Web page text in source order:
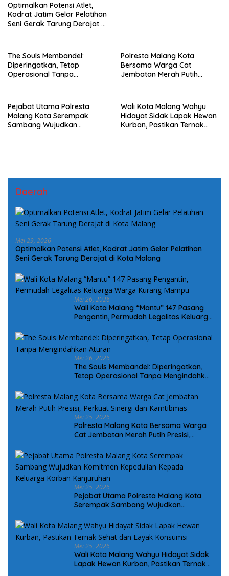
Optimalkan Potensi Atlet,
Kodrat Jatim Gelar Pelatihan
Seni Gerak Tarung Derajat di
The Souls Membandel:
Diperingatkan, Tetap
Operasional Tanpa
Polresta Malang Kota
Bersama Warga Cat
Jembatan Merah Putih
Pejabat Utama Polresta
Malang Kota Serempak
Sambang Wujudkan
Wali Kota Malang Wahyu
Hidayat Sidak Lapak Hewan
Kurban, Pastikan Ternak
Daerah
Mei 29, 2026
Optimalkan Potensi Atlet, Kodrat Jatim Gelar Pelatihan
Seni Gerak Tarung Derajat di Kota Malang
Mei 26, 2026
Wali Kota Malang “Mantu” 147 Pasang
Pengantin, Permudah Legalitas Keluarga
Mei 26, 2026
The Souls Membandel: Diperingatkan,
Tetap Operasional Tanpa Mengindahkan
Mei 25, 2026
Polresta Malang Kota Bersama Warga
Cat Jembatan Merah Putih Presisi,
Mei 25, 2026
Pejabat Utama Polresta Malang Kota
Serempak Sambang Wujudkan
Korban Kanjuruhan
Mei 25, 2026
Wali Kota Malang Wahyu Hidayat Sidak
Lapak Hewan Kurban, Pastikan Ternak